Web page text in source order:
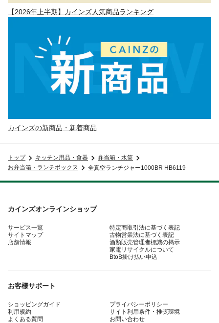
【2026年上半期】カインズ人気商品ランキング
カインズの新商品・新着商品
トップ キッチン用品・食器
弁当箱・水筒
お弁当箱・ランチボックス
全真空ランチジャー1000BR HB6119
カインズオンラインショップ
サービス一覧
サイトマップ
店舗情報
特定商取引法に基づく表記
古物営業法に基づく表記
酒類販売管理者標識の掲示
家電リサイクルについて
BtoB掛け払い申込
お客様サポート
ショッピングガイド
利用規約
よくある質問
プライバシーポリシー
サイト利用条件・推奨環境
お問い合わせ